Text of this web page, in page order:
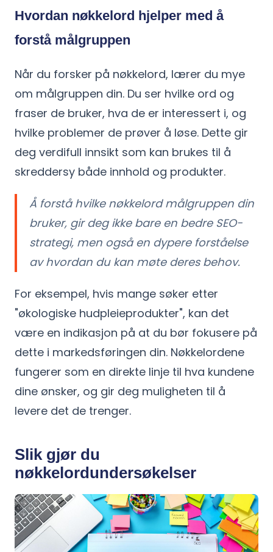
Hvordan nøkkelord hjelper med å
forstå målgruppen
Når du forsker på nøkkelord, lærer du mye
om målgruppen din. Du ser hvilke ord og
fraser de bruker, hva de er interessert i, og
hvilke problemer de prøver å løse. Dette gir
deg verdifull innsikt som kan brukes til å
skreddersy både innhold og produkter.
Å forstå hvilke nøkkelord målgruppen din
bruker, gir deg ikke bare en bedre SEO-
strategi, men også en dypere forståelse
av hvordan du kan møte deres behov.
For eksempel, hvis mange søker etter
"økologiske hudpleieprodukter", kan det
være en indikasjon på at du bør fokusere på
dette i markedsføringen din. Nøkkelordene
fungerer som en direkte linje til hva kundene
dine ønsker, og gir deg muligheten til å
levere det de trenger.
Slik gjør du
nøkkelordundersøkelser